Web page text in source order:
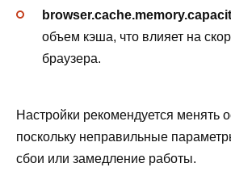
объем кэша, что влияет на
браузера.
Настройки рекомендуется менять
поскольку неправильные
сбои или замедление работы.